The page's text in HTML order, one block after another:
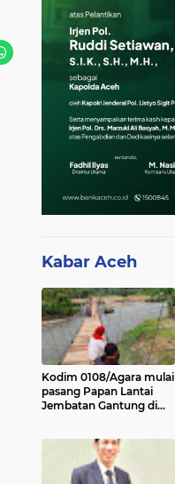
Kabar Aceh
Kodim 0108/Agara mulai
pasang Papan Lantai
Jembatan Gantung di